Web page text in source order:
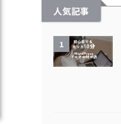
人気記事
1